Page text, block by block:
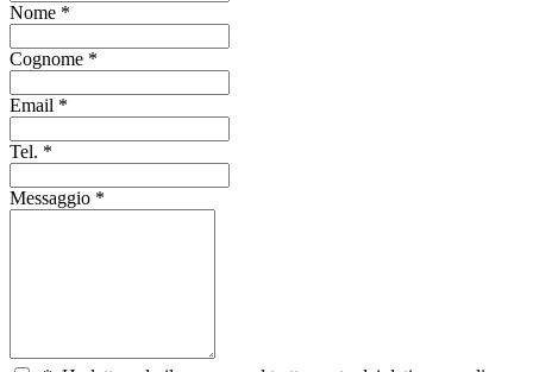
Nome *
Cognome *
Email *
Tel. *
Messaggio *